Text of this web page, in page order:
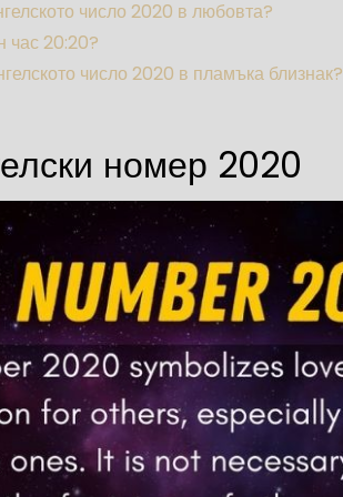
число 2020 в любовта?
час 20:20?
число 2020 в пламъка близнак?
номер 2020